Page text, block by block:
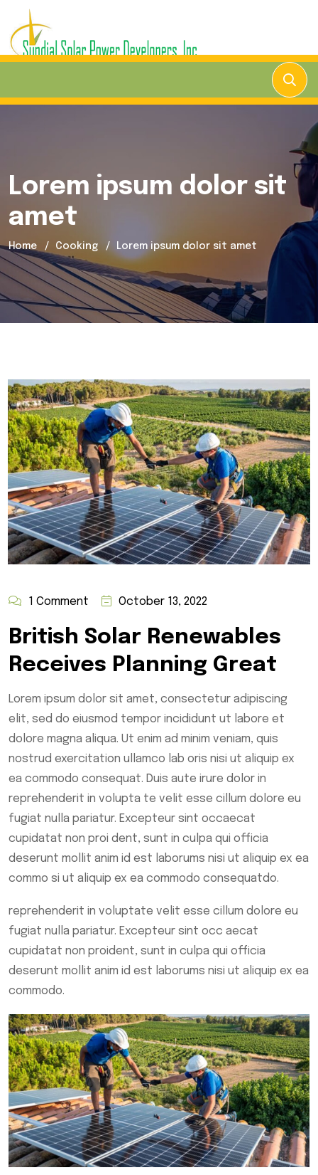
Lorem ipsum dolor sit
amet
Home Cooking Lorem ipsum dolor sit amet
1 Comment October 13, 2022
British Solar Renewables
Receives Planning Great
Lorem ipsum dolor sit amet, consectetur adipiscing
elit, sed do eiusmod tempor incididunt ut labore et
dolore magna aliqua. Ut enim ad minim veniam, quis
nostrud exercitation ullamco lab oris nisi ut aliquip ex
ea commodo consequat. Duis aute irure dolor in
reprehenderit in volupta te velit esse cillum dolore eu
fugiat nulla pariatur. Excepteur sint occaecat
cupidatat non proi dent, sunt in culpa qui officia
deserunt mollit anim id est laborums nisi ut aliquip ex ea
commo si ut aliquip ex ea commodo consequatdo.
reprehenderit in voluptate velit esse cillum dolore eu
fugiat nulla pariatur. Excepteur sint occ aecat
cupidatat non proident, sunt in culpa qui officia
deserunt mollit anim id est laborums nisi ut aliquip ex ea
commodo.